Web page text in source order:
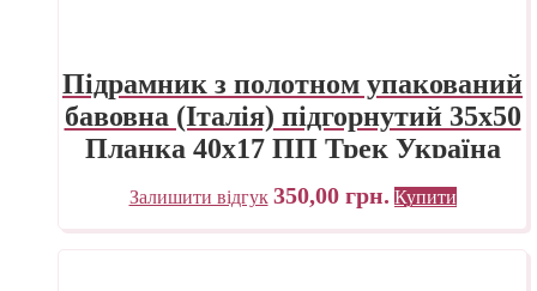
Підрамник з полотном упакований
бавовна (Італія) підгорнутий 35х50
Планка 40х17 ПП Трек Україна
Залишити відгук 350,00 грн. Купити